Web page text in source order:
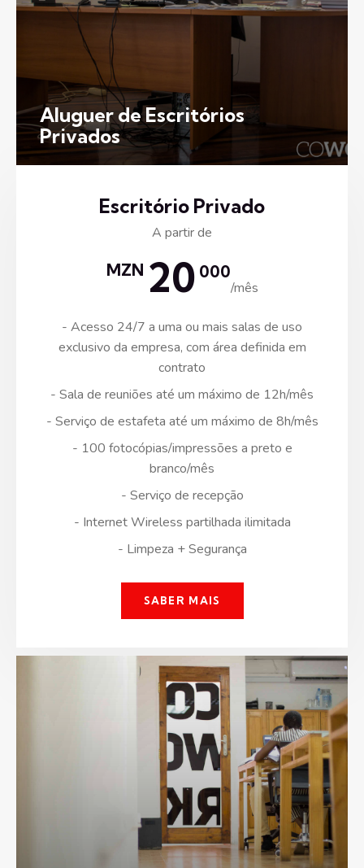
Aluguer de Escritórios
Privados
Escritório Privado
A partir de
MZN 20 000
/mês
- Acesso 24/7 a uma ou mais salas de uso
exclusivo da empresa, com área definida em
contrato
- Sala de reuniões até um máximo de 12h/mês
- Serviço de estafeta até um máximo de 8h/mês
- 100 fotocópias/impressões a preto e
branco/mês
- Serviço de recepção
- Internet Wireless partilhada ilimitada
- Limpeza + Segurança
SABER MAIS